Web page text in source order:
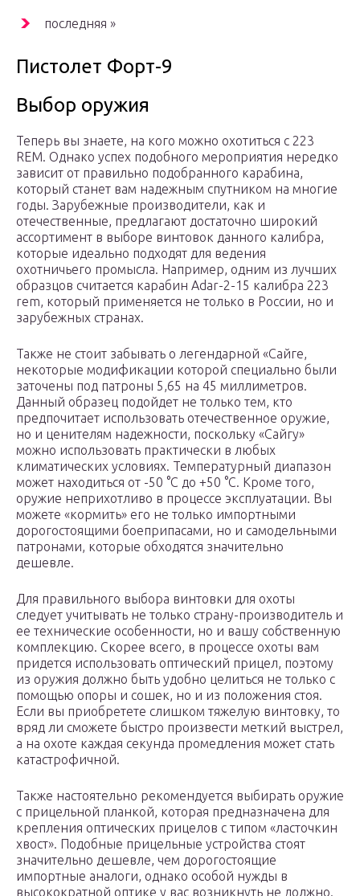
последняя »
Пистолет Форт-9
Выбор оружия
Теперь вы знаете, на кого можно охотиться с 223
REM. Однако успех подобного мероприятия нередко
зависит от правильно подобранного карабина,
который станет вам надежным спутником на многие
годы. Зарубежные производители, как и
отечественные, предлагают достаточно широкий
ассортимент в выборе винтовок данного калибра,
которые идеально подходят для ведения
охотничьего промысла. Например, одним из лучших
образцов считается карабин Adar-2-15 калибра 223
rem, который применяется не только в России, но и
зарубежных странах.
Также не стоит забывать о легендарной «Сайге,
некоторые модификации которой специально были
заточены под патроны 5,65 на 45 миллиметров.
Данный образец подойдет не только тем, кто
предпочитает использовать отечественное оружие,
но и ценителям надежности, поскольку «Сайгу»
можно использовать практически в любых
климатических условиях. Температурный диапазон
может находиться от -50 °C до +50 °C. Кроме того,
оружие неприхотливо в процессе эксплуатации. Вы
можете «кормить» его не только импортными
дорогостоящими боеприпасами, но и самодельными
патронами, которые обходятся значительно
дешевле.
Для правильного выбора винтовки для охоты
следует учитывать не только страну-производитель и
ее технические особенности, но и вашу собственную
комплекцию. Скорее всего, в процессе охоты вам
придется использовать оптический прицел, поэтому
из оружия должно быть удобно целиться не только с
помощью опоры и сошек, но и из положения стоя.
Если вы приобретете слишком тяжелую винтовку, то
вряд ли сможете быстро произвести меткий выстрел,
а на охоте каждая секунда промедления может стать
катастрофичной.
Также настоятельно рекомендуется выбирать оружие
с прицельной планкой, которая предназначена для
крепления оптических прицелов с типом «ласточкин
хвост». Подобные прицельные устройства стоят
значительно дешевле, чем дорогостоящие
импортные аналоги, однако особой нужды в
высокократной оптике у вас возникнуть не должно.